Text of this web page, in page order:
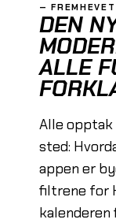
—FREMHEVET
DEN
ALLE
Alle
sted:
appen er
filtrene for
kalenderen